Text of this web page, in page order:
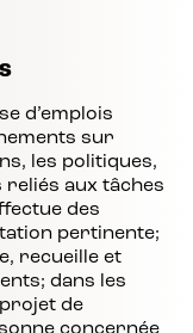
d’emplois
sur
les politiques,
reliés aux tâches
des
pertinente;
recueille et
dans les
de
concernée